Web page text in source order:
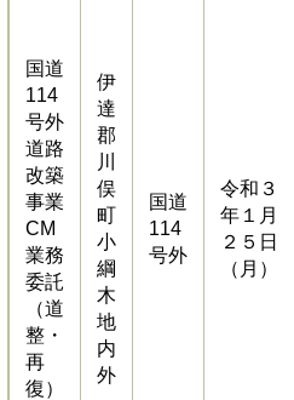
国道
114
号外
道路
改築
事業
CM
業務
委託
（道
整・
再
復）
伊
達
郡
川
俣
町
小
綱
木
地
内
外
国道
114
号外
令和３
年１月
２５日
（月）